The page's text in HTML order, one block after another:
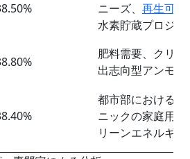
ニーズ、 再生可能
水素貯蔵プロジェ
肥料需要、クリ
出志向型アンモニ
都市部における
ニックの家庭用
リーンエネルギー